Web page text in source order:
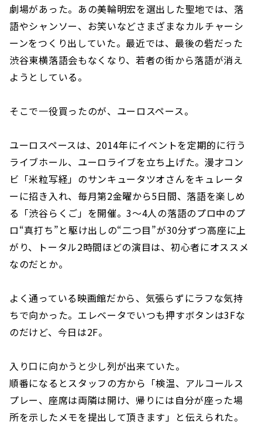
劇場があった。あの美輪明宏を選出した聖地では、落
語やシャンソー、お笑いなどさまざまなカルチャーシ
ーンをつくり出していた。最近では、最後の砦だった
渋谷東横落語会もなくなり、若者の街から落語が消え
ようとしている。
そこで一役買ったのが、ユーロスペース。
ユーロスペースは、2014年にイベントを定期的に行う
ライブホール、ユーロライブを立ち上げた。漫才コン
ビ「米粒写経」のサンキュータツオさんをキュレータ
ーに招き入れ、毎月第2金曜から5日間、落語を楽しめ
る「渋谷らくご」を開催。3〜4人の落語のプロ中のプ
ロ“真打ち”と駆け出しの“二つ目”が30分ずつ高座に上
がり、トータル2時間ほどの演目は、初心者にオススメ
なのだとか。
よく通っている映画館だから、気張らずにラフな気持
ちで向かった。エレベータでいつも押すボタンは3Fな
のだけど、今日は2F。
入り口に向かうと少し列が出来ていた。
順番になるとスタッフの方から「検温、アルコールス
プレー、座席は両隣は開け、帰りには自分が座った場
所を示したメモを提出して頂きます」と伝えられた。